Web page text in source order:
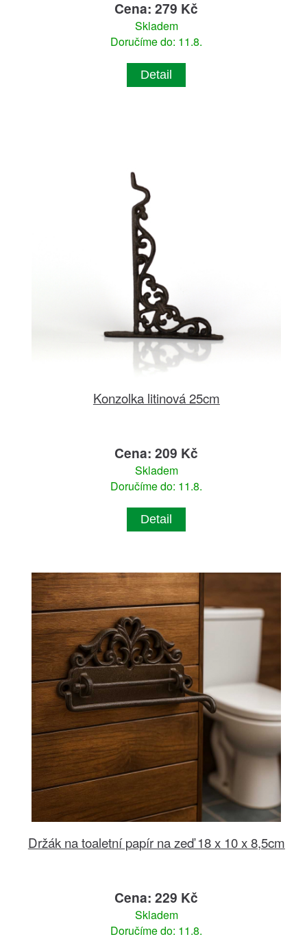
Cena: 279 Kč
Skladem
Doručíme do: 11.8.
Detail
Konzolka litinová 25cm
Cena: 209 Kč
Skladem
Doručíme do: 11.8.
Detail
Držák na toaletní papír na zeď 18 x 10 x 8,5cm
Cena: 229 Kč
Skladem
Doručíme do: 11.8.